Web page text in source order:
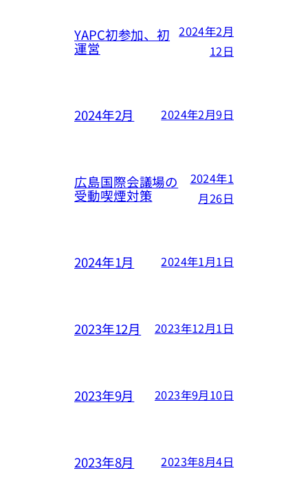
YAPC初参加、初
運営
2024年2月
12日
2024年2月 2024年2月9日
広島国際会議場の
受動喫煙対策
2024年1
月26日
2024年1月 2024年1月1日
2023年12月 2023年12月1日
2023年9月 2023年9月10日
2023年8月 2023年8月4日